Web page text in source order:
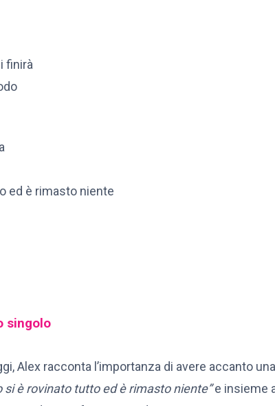
finirà
ed è rimasto niente
singolo
Alex racconta l’importanza di avere accanto
si è rovinato tutto ed è rimasto niente”e insieme